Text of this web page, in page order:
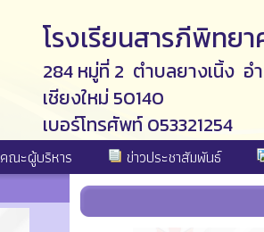
โรงเรียนสารภีพิทย
284 หมู่ที่ 2 ตำบลยางเนิ้ง อ
เชียงใหม่ 50140
เบอร์โทรศัพท์ 053321254
คณะผู้บริหาร ข่าวประชาสัมพันธ์